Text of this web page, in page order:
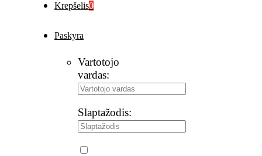
Krepšelis0
Paskyra
Vartotojo
vardas:
Slaptažodis: